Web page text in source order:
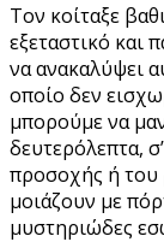
Τον κοίταξε
εξεταστικό και
να ανακαλύψει
οποίο δεν
μπορούμε να
δευτερόλεπτα,
προσοχής ή του
μοιάζουν με
μυστηριώδες